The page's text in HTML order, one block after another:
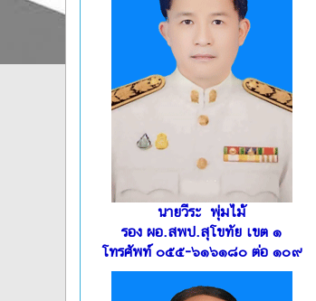
นายวีระ พุ่มไม้
รอง ผอ.สพป.สุโขทัย เขต ๑
โทรศัพท์ ๐๕๕-๖๑๖๑๘๐ ต่อ ๑๐๙